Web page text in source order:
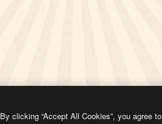
By clicking “Accept All Cookies”, you agree